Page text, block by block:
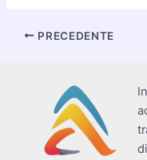
Navigazione
PRECEDENTE